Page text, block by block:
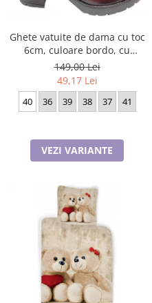
Ghete vatuite de dama cu toc
6cm, culoare bordo, cu
fermoar si snur
149,00 Lei
49,17 Lei
40 36 39 38 37 41
VEZI VARIANTE